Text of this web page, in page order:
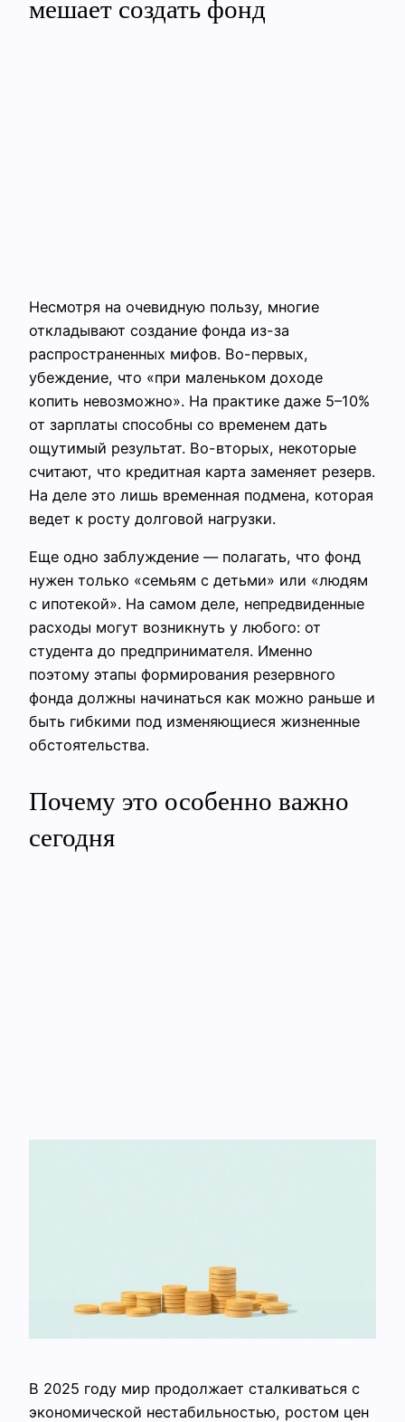
мешает создать фонд
Несмотря на очевидную пользу, многие
откладывают создание фонда из-за
распространенных мифов. Во-первых,
убеждение, что «при маленьком доходе
копить невозможно». На практике даже 5–10%
от зарплаты способны со временем дать
ощутимый результат. Во-вторых, некоторые
считают, что кредитная карта заменяет резерв.
На деле это лишь временная подмена, которая
ведет к росту долговой нагрузки.
Еще одно заблуждение — полагать, что фонд
нужен только «семьям с детьми» или «людям
с ипотекой». На самом деле, непредвиденные
расходы могут возникнуть у любого: от
студента до предпринимателя. Именно
поэтому этапы формирования резервного
фонда должны начинаться как можно раньше и
быть гибкими под изменяющиеся жизненные
обстоятельства.
Почему это особенно важно
сегодня
В 2025 году мир продолжает сталкиваться с
экономической нестабильностью, ростом цен